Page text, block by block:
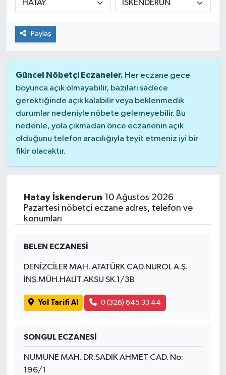
Paylaş
Güncel Nöbetçi Eczaneler. Her eczane gece
boyunca açık olmayabilir, bazıları sadece
gerektiğinde açık kalabilir veya beklenmedik
durumlar nedeniyle nöbete gelemeyebilir. Bu
nedenle, yola çıkmadan önce eczanenin açık
olduğunu telefon aracılığıyla teyit etmeniz iyi bir
fikir olacaktır.
Hatay İskenderun 10 Ağustos 2026
Pazartesi nöbetçi eczane adres, telefon ve
konumları
BELEN ECZANESİ
DENİZCİLER MAH. ATATÜRK CAD.NUROL A.Ş.
İNŞ.MÜH.HALİT AKSU SK.1/3B
Yol Tarifi Al 0 (326) 645 33 44
SONGUL ECZANESİ
NUMUNE MAH. DR.SADIK AHMET CAD. No:
196/1
Teknoloji
Okul Gazetesi